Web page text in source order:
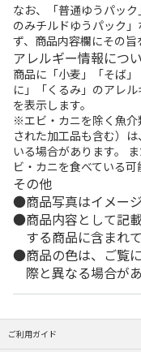
なお、「普通ゆうパッ
のみチルドゆうパック
ず、商品内容欄にその旨
アレルギー情報につ
商品に「小麦」「そば
に」「くるみ」のアレ
を表示します。
※エビ・カニを除く魚
された加工品も含む）
いる場合があります。
ビ・カニを食べている可
その他
商品写真はイメージ
商品内容として記
する商品に含まれ
商品の色は、ご覧
際と異なる場合があ
ご利用ガイド